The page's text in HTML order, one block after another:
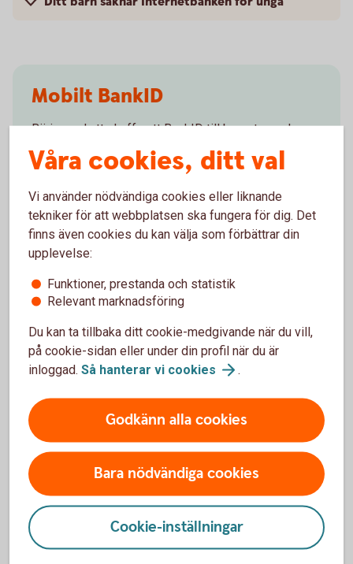
Mobilt BankID
Börja med att skaffa ett BankID till barnet som kan
användas för banktjänster - vi kallar det Mobilt
SäkerhetsID.
Skaffa BankID till ditt barn
Apple Pay
Barn och unga som är 13-17 år kan ansluta sitt
bankkort till Apple Pay.
Anslut till Apple Pay för
unga
Våra digitala
Pris för Appen
Årsavgift
0 kr
Våra cookies, ditt val
Vi använder nödvändiga cookies eller liknande
tekniker för att webbplatsen ska fungera för dig. Det
finns även cookies du kan välja som förbättrar din
upplevelse:
Funktioner, prestanda och statistik
Relevant marknadsföring
Du kan ta tillbaka ditt cookie-medgivande när du vill,
på cookie-sidan eller under din profil när du är
inloggad. Så hanterar vi cookies .
Godkänn alla cookies
Bara nödvändiga cookies
Cookie-inställningar